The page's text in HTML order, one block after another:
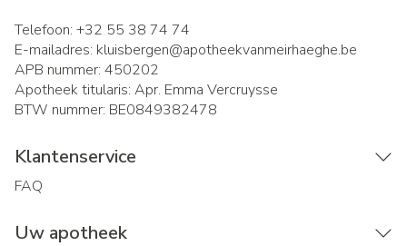
Telefoon: +32 55 38 74 74
E-mailadres: kluisbergen@apotheekvanmeirhaeghe.be
APB nummer: 450202
Apotheek titularis: Apr. Emma Vercruysse
BTW nummer: BE0849382478
Klantenservice
FAQ
Uw apotheek